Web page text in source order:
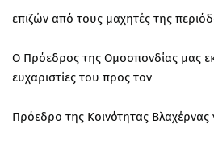
επιζών από τους μαχητές της
Ο Πρόεδρος της Ομοσπονδίας μας
ευχαριστίες του προς τον
Πρόεδρο της Κοινότητας Βλαχέρνας